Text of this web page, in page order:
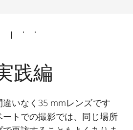
践編
いなく35 mmレンズです
トでの撮影では、同じ場所